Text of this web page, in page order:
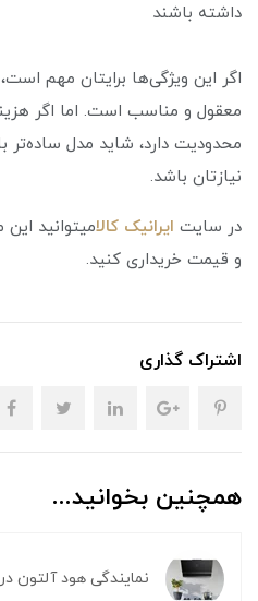
داشته باشند
اگر این ویژگی‌ها برایتان مهم
معقول و مناسب است. اما اگر
محدودیت دارد، شاید مدل
نیازتان باشد.
در سایت ایرانیک کالامیتوانید
و قیمت خریداری کنید.
اشتراک گذاری
همچنین بخوانید...
نمایندگی هود آلتون